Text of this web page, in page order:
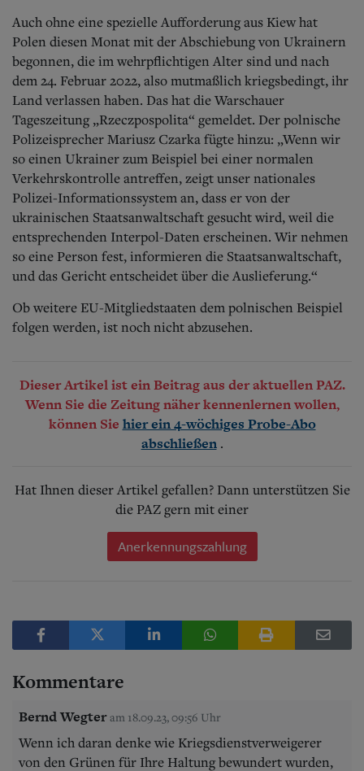
Auch ohne eine spezielle Aufforderung aus Kiew hat
Polen diesen Monat mit der Abschiebung von Ukrainern
begonnen, die im wehrpflichtigen Alter sind und nach
dem 24. Februar 2022, also mutmaßlich kriegsbedingt, ihr
Land verlassen haben. Das hat die Warschauer
Tageszeitung „Rzeczpospolita“ gemeldet. Der polnische
Polizeisprecher Mariusz Czarka fügte hinzu: „Wenn wir
so einen Ukrainer zum Beispiel bei einer normalen
Verkehrskontrolle antreffen, zeigt unser nationales
Polizei-Informationssystem an, dass er von der
ukrainischen Staatsanwaltschaft gesucht wird, weil die
entsprechenden Interpol-Daten erscheinen. Wir nehmen
so eine Person fest, informieren die Staatsanwaltschaft,
und das Gericht entscheidet über die Auslieferung.“
Ob weitere EU-Mitgliedstaaten dem polnischen Beispiel
folgen werden, ist noch nicht abzusehen.
Dieser Artikel ist ein Beitrag aus der aktuellen PAZ.
Wenn Sie die Zeitung näher kennenlernen wollen,
können Sie hier ein 4-wöchiges Probe-Abo
abschließen .
Hat Ihnen dieser Artikel gefallen? Dann unterstützen Sie
die PAZ gern mit einer
Anerkennungszahlung
Kommentare
Bernd Wegter am 18.09.23, 09:56 Uhr
Wenn ich daran denke wie Kriegsdienstverweigerer
von den Grünen für Ihre Haltung bewundert wurden,